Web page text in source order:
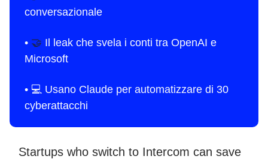
conversazionale
• 🤝 Il leak che svela i conti tra OpenAI e
Microsoft
• 💻 Usano Claude per automatizzare di 30
cyberattacchi
Startups who switch to Intercom can save